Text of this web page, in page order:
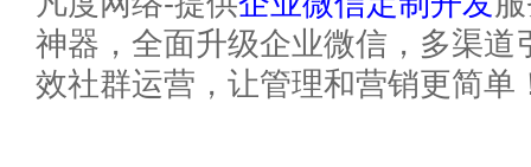
神器，全面升级企业微信，多渠
效社群运营，让管理和营销更简单